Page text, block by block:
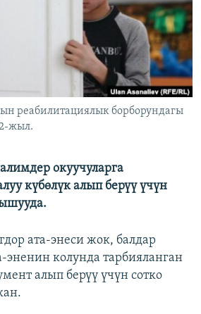
реабилитациялык борборундагы
жыл.
окуучуларга
күбөлүк алып берүү үчүн
ата-энеси жок, балдар
эненин колунда тарбияланган
алып берүү үчүн сотко